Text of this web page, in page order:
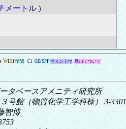
メートル )
WIKI 学認 C1 GB SPF ウィンドウ 鷹山について
タベースアメニティ研究所
３号館（物質化学工学科棟） 3-3301
智博